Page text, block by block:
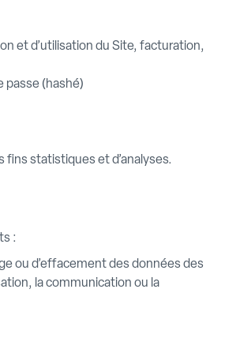
et d’utilisation du Site, facturation,
passe (hashé)
statistiques et d’analyses.
:
ou d’effacement des données des
la communication ou la